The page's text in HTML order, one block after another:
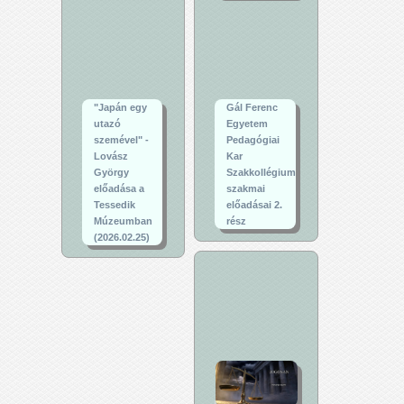
"Japán egy
utazó
szemével" -
Lovász
György
előadása a
Tessedik
Múzeumban
(2026.02.25)
Gál Ferenc
Egyetem
Pedagógiai
Kar
Szakkollégium
szakmai
előadásai 2.
rész